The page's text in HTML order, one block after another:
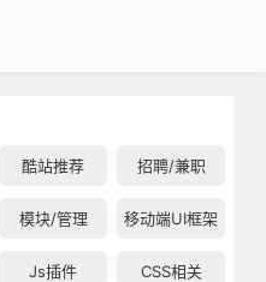
酷站推荐 招聘/兼职
模块/管理 移动端UI框架
Js插件 CSS相关